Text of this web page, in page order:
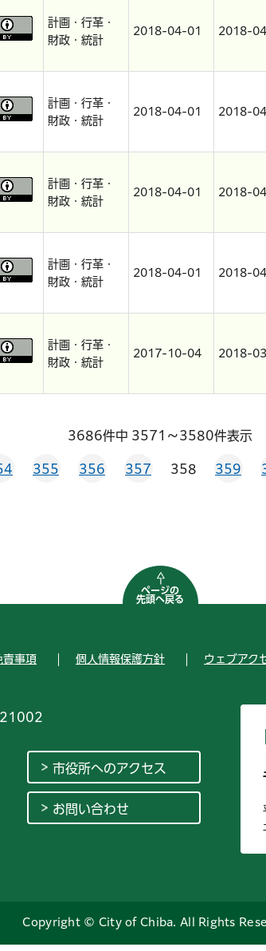
計画・行革・
財政・統計
2018-04-01 2018-
計画・行革・
財政・統計
2018-04-01 2018-
計画・行革・
財政・統計
2018-04-01 2018-
計画・行革・
財政・統計
2018-04-01 2018-
計画・行革・
財政・統計
2017-10-04 2018-
3686件中 3571～3580件表示
355 356 357 358 359
ページの
先頭へ戻る
責事項 個人情報保護方針 ウェブアク
市役所へのアクセス
お問い合わせ
Copyright © City of Chiba. All Rights